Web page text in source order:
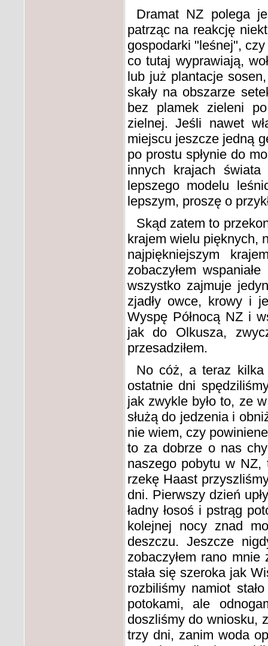
Dramat NZ polega
patrząc na reakcję
gospodarki "leśnej",
co tutaj wyprawiają,
lub już plantacje
skały na obszarze
bez plamek zieleni
zielnej. Jeśli nawet
miejscu jeszcze jedną
po prostu spłynie do
innych krajach
lepszego modelu
lepszym, proszę o
Skąd zatem to
krajem wielu pięknych,
najpiękniejszym
zobaczyłem
wszystko zajmuje
zjadły owce, krowy i
Wyspę Północą NZ i
jak do Olkusza,
przesadziłem.
No cóż, a teraz kilka
ostatnie dni
jak zwykle było to, ze
służą do jedzenia i
nie wiem, czy
to za dobrze o nas
naszego pobytu w
rzekę Haast
dni. Pierwszy dzień
ładny łosoś i pstrąg
kolejnej nocy znad
deszczu. Jeszcze
zobaczyłem rano mnie
stała się szeroka jak
rozbiliśmy namiot
potokami, ale
doszliśmy do wniosku,
trzy dni, zanim woda